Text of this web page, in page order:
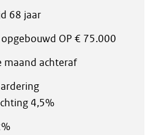
68 jaar
OP € 75.000
maand achteraf
4,5%